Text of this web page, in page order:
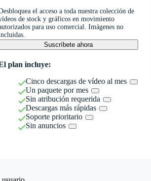
el acceso a toda nuestra colección de
de stock y gráficos en movimiento
para uso comercial. Imágenes no
Suscríbete ahora
plan incluye:
Cinco descargas de vídeo al mes
Un paquete por mes
Sin atribución requerida
Descargas más rápidas
Soporte prioritario
Sin anuncios